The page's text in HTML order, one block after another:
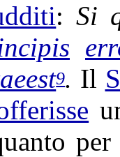
:Si
9. Il